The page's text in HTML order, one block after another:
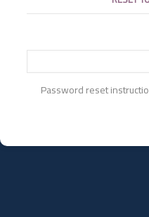
Password reset